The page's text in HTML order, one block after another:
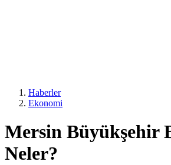
Haberler
Ekonomi
Mersin Büyükşehir
Neler?